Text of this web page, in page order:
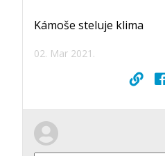
Kámoše steluje klima
02. Mar 2021.